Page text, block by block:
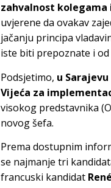
zahvalnost kolegama
uvjerene da ovakav
jačanju principa
iste biti prepoznate i
Podsjetimo, u
Vijeća za
visokog predstavnika
novog šefa.
Prema dostupnim
se najmanje tri
francuski kandidat